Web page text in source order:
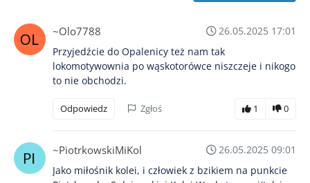
~Olo7788
26.05.2025 17:01
Przyjedźcie do Opalenicy też nam tak
lokomotywownia po wąskotorówce niszczeje i nikogo
to nie obchodzi.
Odpowiedz Zgłoś 1 0
~PiotrkowskiMiKol
26.05.2025 09:01
Jako miłośnik kolei, i człowiek z bzikiem na punkcie